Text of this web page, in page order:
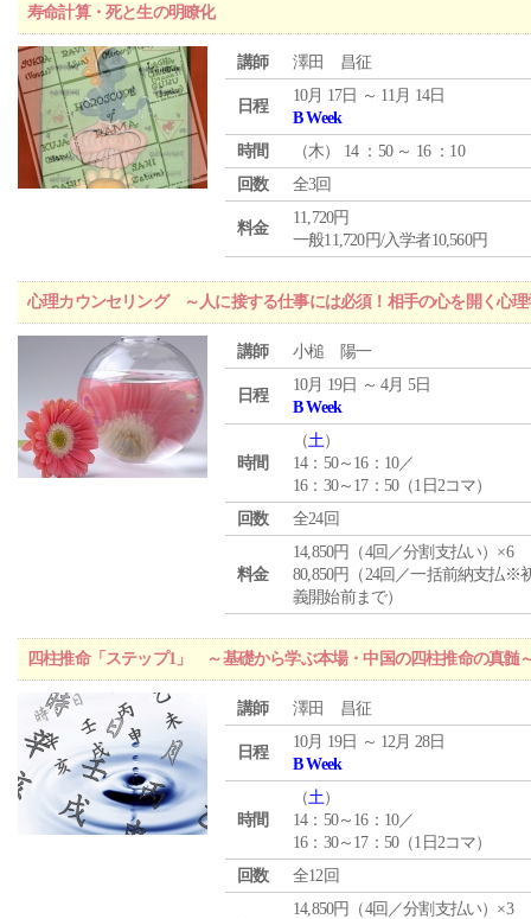
寿命計算・死と生の明瞭化
講師 澤田 昌征
日程
10月 17日 ～ 11月 14日
B Week
時間
（木） 14 ：50 ～ 16 ：10
回数
全3回
料金
11,720円
一般11,720円/入学者10,560円
心理カウンセリング ～人に接する仕事には必須！相手の心を開く心理
講師 小槌 陽一
日程
10月 19日 ～ 4月 5日
B Week
時間
（土）
14：50～16：10／
16：30～17：50（1日2コマ）
回数
全24回
料金
14,850円（4回／分割支払い）×6
80,850円（24回／一括前納支払※
義開始前まで）
四柱推命「ステップ1」 ～基礎から学ぶ本場・中国の四柱推命の真髄
講師 澤田 昌征
日程
10月 19日 ～ 12月 28日
B Week
時間
（土）
14：50～16：10／
16：30～17：50（1日2コマ）
回数
全12回
14,850円（4回／分割支払い）×3